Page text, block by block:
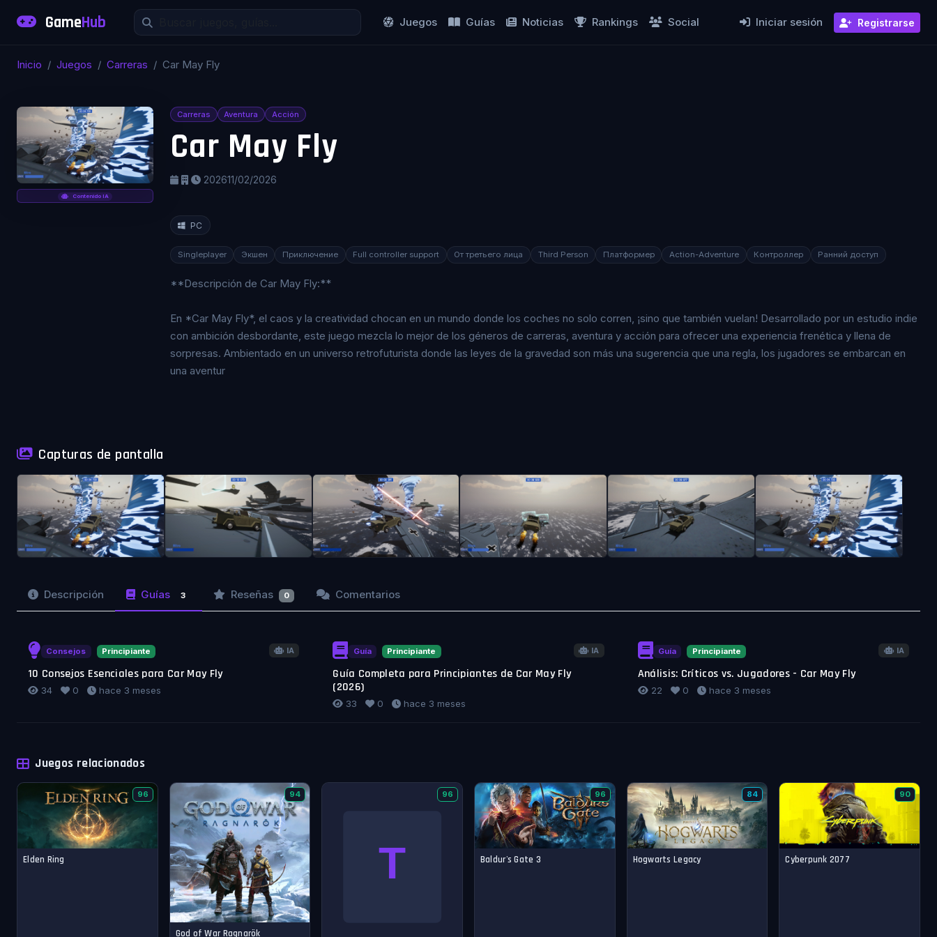
GameHub Juegos Guías Noticias Rankings Social Iniciar sesión Registrarse
Inicio Juegos Carreras Car May Fly
Contenido IA
Carreras Aventura Acción
Car May Fly
202611/02/2026
PC
Singleplayer Экшен Приключение Full controller support От третьего лица Third Person Платформер Action-Adventure Контроллер Ранний доступ
**Descripción de Car May Fly:**
En *Car May Fly*, el caos y la creatividad chocan en un mundo donde los coches no solo corren, ¡sino que también vuelan! Desarrollado por un estudio indie
con ambición desbordante, este juego mezcla lo mejor de los géneros de carreras, aventura y acción para ofrecer una experiencia frenética y llena de
sorpresas. Ambientado en un universo retrofuturista donde las leyes de la gravedad son más una sugerencia que una regla, los jugadores se embarcan en
una aventur
Capturas de pantalla
Descripción Guías 3 Reseñas 0 Comentarios
Consejos Principiante IA
10 Consejos Esenciales para Car May Fly
34 0 hace 3 meses
Guía Principiante IA
Guía Completa para Principiantes de Car May Fly
(2026)
33 0 hace 3 meses
Guía Principiante IA
Análisis: Críticos vs. Jugadores - Car May Fly
22 0 hace 3 meses
Juegos relacionados
96
Elden Ring
94
God of War Ragnarök
96 96
Baldur's Gate 3
84
Hogwarts Legacy
90
Cyberpunk 2077